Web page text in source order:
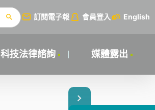
訂閱電子報 會員登入 English
科技法律諮詢 媒體露出